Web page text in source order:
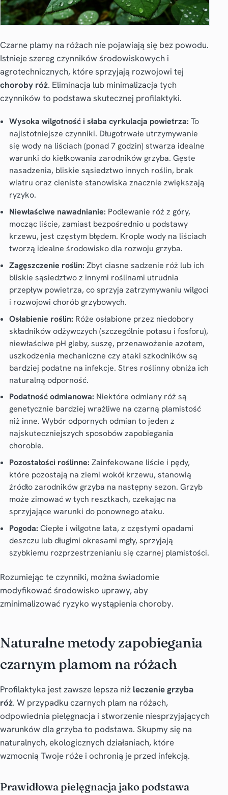
Czarne plamy na różach nie pojawiają się bez powodu.
Istnieje szereg czynników środowiskowych i
agrotechnicznych, które sprzyjają rozwojowi tej
choroby róż. Eliminacja lub minimalizacja tych
czynników to podstawa skutecznej profilaktyki.
Wysoka wilgotność i słaba cyrkulacja powietrza: To
najistotniejsze czynniki. Długotrwałe utrzymywanie
się wody na liściach (ponad 7 godzin) stwarza idealne
warunki do kiełkowania zarodników grzyba. Gęste
nasadzenia, bliskie sąsiedztwo innych roślin, brak
wiatru oraz cieniste stanowiska znacznie zwiększają
ryzyko.
Niewłaściwe nawadnianie: Podlewanie róż z góry,
mocząc liście, zamiast bezpośrednio u podstawy
krzewu, jest częstym błędem. Krople wody na liściach
tworzą idealne środowisko dla rozwoju grzyba.
Zagęszczenie roślin: Zbyt ciasne sadzenie róż lub ich
bliskie sąsiedztwo z innymi roślinami utrudnia
przepływ powietrza, co sprzyja zatrzymywaniu wilgoci
i rozwojowi chorób grzybowych.
Osłabienie roślin: Róże osłabione przez niedobory
składników odżywczych (szczególnie potasu i fosforu),
niewłaściwe pH gleby, suszę, przenawożenie azotem,
uszkodzenia mechaniczne czy ataki szkodników są
bardziej podatne na infekcje. Stres roślinny obniża ich
naturalną odporność.
Podatność odmianowa: Niektóre odmiany róż są
genetycznie bardziej wrażliwe na czarną plamistość
niż inne. Wybór odpornych odmian to jeden z
najskuteczniejszych sposobów zapobiegania
chorobie.
Pozostałości roślinne: Zainfekowane liście i pędy,
które pozostają na ziemi wokół krzewu, stanowią
źródło zarodników grzyba na następny sezon. Grzyb
może zimować w tych resztkach, czekając na
sprzyjające warunki do ponownego ataku.
Pogoda: Ciepłe i wilgotne lata, z częstymi opadami
deszczu lub długimi okresami mgły, sprzyjają
szybkiemu rozprzestrzenianiu się czarnej plamistości.
Rozumiejąc te czynniki, można świadomie
modyfikować środowisko uprawy, aby
zminimalizować ryzyko wystąpienia choroby.
Naturalne metody zapobiegania
czarnym plamom na różach
Profilaktyka jest zawsze lepsza niż leczenie grzyba
róż. W przypadku czarnych plam na różach,
odpowiednia pielęgnacja i stworzenie niesprzyjających
warunków dla grzyba to podstawa. Skupmy się na
naturalnych, ekologicznych działaniach, które
wzmocnią Twoje róże i ochronią je przed infekcją.
Prawidłowa pielęgnacja jako podstawa